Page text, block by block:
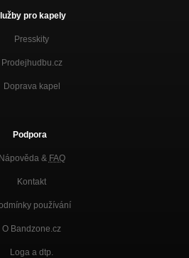
pro kapely
Presskity
Prodejhudbu.cz
Doprava kapel
Podpora
Nápověda & FAQ
Kontakt
používání
O Bandzone.cz
Loga a dtp.